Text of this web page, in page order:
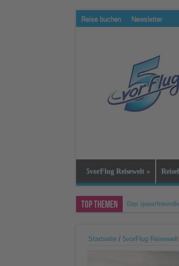
Reise buchen Newsletter
5vorFlug Reisewelt »
Top Themen Das
Startseite/ 5vorFlug Reisewelt